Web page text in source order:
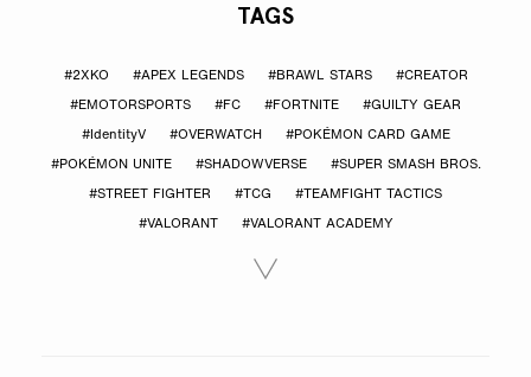
TAGS
#2XKO #APEX LEGENDS #BRAWL STARS #CREATOR
#EMOTORSPORTS #FC #FORTNITE #GUILTY GEAR
#IdentityV #OVERWATCH #POKÉMON CARD GAME
#POKÉMON UNITE #SHADOWVERSE #SUPER SMASH BROS.
#STREET FIGHTER #TCG #TEAMFIGHT TACTICS
#VALORANT #VALORANT ACADEMY